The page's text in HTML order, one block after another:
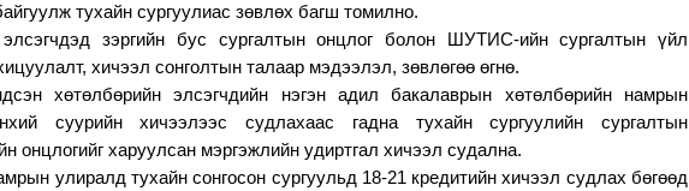
тухайн сургуулиас зөвлөх багш томилно.
зэргийн бус сургалтын онцлог болон ШУТИС-ийн сургалтын үйл
хичээл сонголтын талаар мэдээлэл, зөвлөгөө өгнө.
хөтөлбөрийн элсэгчдийн нэгэн адил бакалаврын хөтөлбөрийн намрын
суурийн хичээлээс судлахаас гадна тухайн сургуулийн сургалтын
онцлогийг харуулсан мэргэжлийн удиртгал хичээл судална.
улиралд тухайн сонгосон сургуульд 18-21 кредитийн хичээл судлах бөгөөд